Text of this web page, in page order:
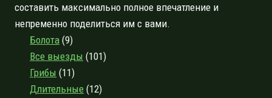
составить максимально полное впечатление и
непременно поделиться им с вами.
Болота (9)
Все выезды (101)
Грибы (11)
Длительные (12)